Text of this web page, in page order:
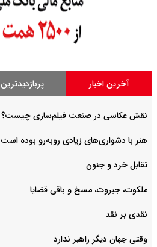
آخرین اخبار پربازدیدترین
هنر با دشواری‌های زیادی روبه‌رو بوده است
تقابل خرد و جنون
ملکوت، جبروت، مسخ و باقی قضایا
نقدی بر نقد
وقتی جهان دیگر راهبر ندارد